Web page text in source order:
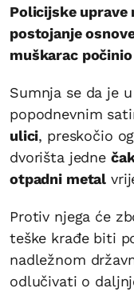
Policijske uprave
postojanje
muškarac
Sumnja se da je
popodnevnim
ulici, preskočio
dvorišta jedne
otpadni metal
Protiv njega će
teške krađe biti
nadležnom
odlučivati o